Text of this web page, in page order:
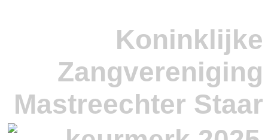
Koninklijke
Zangvereniging
Mastreechter Staar